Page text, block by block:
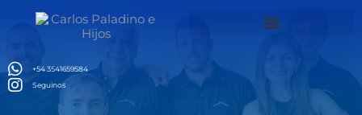
+54 3541659584
Seguinos